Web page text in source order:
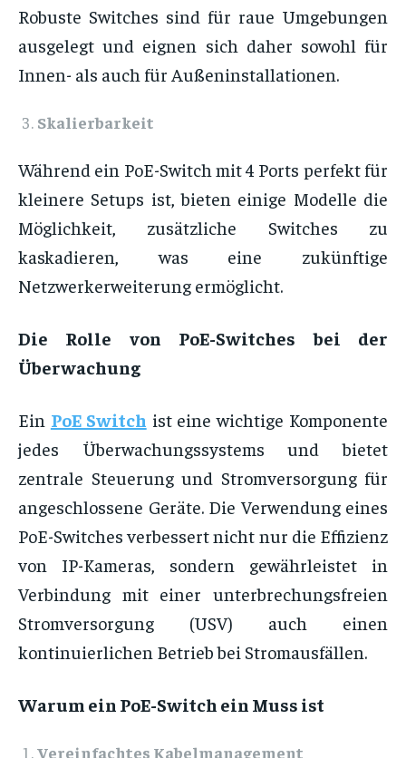
Robuste Switches sind für raue Umgebungen
ausgelegt und eignen sich daher sowohl für
Innen- als auch für Außeninstallationen.
Skalierbarkeit
Während ein PoE-Switch mit 4 Ports perfekt für
kleinere Setups ist, bieten einige Modelle die
Möglichkeit, zusätzliche Switches zu
kaskadieren, was eine zukünftige
Netzwerkerweiterung ermöglicht.
Die Rolle von PoE-Switches bei der
Überwachung
Ein PoE Switch ist eine wichtige Komponente
jedes Überwachungssystems und bietet
zentrale Steuerung und Stromversorgung für
angeschlossene Geräte. Die Verwendung eines
PoE-Switches verbessert nicht nur die Effizienz
von IP-Kameras, sondern gewährleistet in
Verbindung mit einer unterbrechungsfreien
Stromversorgung (USV) auch einen
kontinuierlichen Betrieb bei Stromausfällen.
Warum ein PoE-Switch ein Muss ist
Vereinfachtes Kabelmanagement